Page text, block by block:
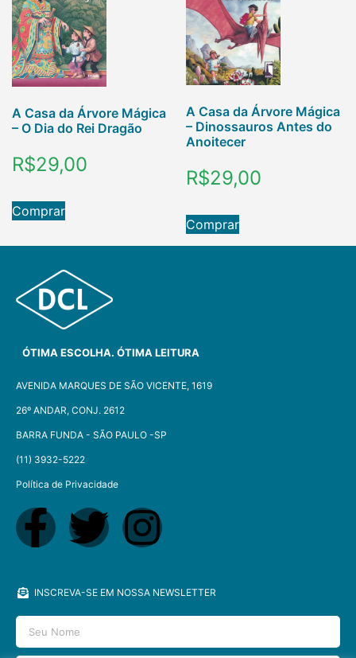
A Casa da Árvore Mágica
– O Dia do Rei Dragão
R$29,00
Comprar
A Casa da Árvore Mágica
– Dinossauros Antes do
Anoitecer
R$29,00
Comprar
ÓTIMA ESCOLHA. ÓTIMA LEITURA
AVENIDA MARQUES DE SÃO VICENTE, 1619
26º ANDAR, CONJ. 2612
BARRA FUNDA - SÃO PAULO -SP​
(11) 3932-5222
Política de Privacidade
INSCREVA-SE EM NOSSA NEWSLETTER